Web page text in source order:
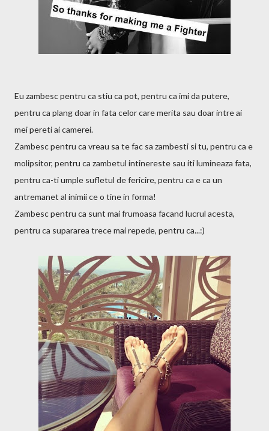
Eu zambesc pentru ca stiu ca pot, pentru ca imi da putere,
pentru ca plang doar in fata celor care merita sau doar intre ai
mei pereti ai camerei.
Zambesc pentru ca vreau sa te fac sa zambesti si tu, pentru ca e
molipsitor, pentru ca zambetul intinereste sau iti lumineaza fata,
pentru ca-ti umple sufletul de fericire, pentru ca e ca un
antremanet al inimii ce o tine in forma!
Zambesc pentru ca sunt mai frumoasa facand lucrul acesta,
pentru ca supararea trece mai repede, pentru ca...:)